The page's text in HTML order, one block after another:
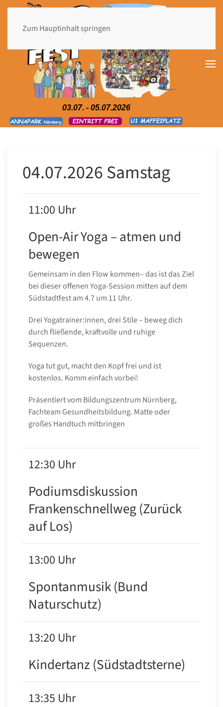
Zum Hauptinhalt springen
03.07. - 05.07.2026
04.07.2026 Samstag
11:00 Uhr
Open-Air Yoga – atmen und
bewegen
Gemeinsam in den Flow kommen– das ist das Ziel
bei dieser offenen Yoga-Session mitten auf dem
Südstadtfest am 4.7 um 11 Uhr.
Drei Yogatrainer:innen, drei Stile – beweg dich
durch fließende, kraftvolle und ruhige
Sequenzen.
Yoga tut gut, macht den Kopf frei und ist
kostenlos. Komm einfach vorbei!
Präsentiert vom Bildungszentrum Nürnberg,
Fachteam Gesundheitsbildung. Matte oder
großes Handtuch mitbringen
12:30 Uhr
Podiumsdiskussion
Frankenschnellweg (Zurück
auf Los)
13:00 Uhr
Spontanmusik (Bund
Naturschutz)
13:20 Uhr
Kindertanz (Südstadtsterne)
13:35 Uhr